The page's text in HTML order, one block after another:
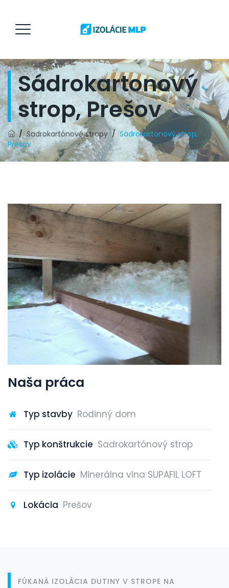
Sádrokartonový
strop, Prešov
/Sadrokartónové stropy/ Sádrokartonový strop,
Prešov
Naša práca
Typ stavby Rodinný dom
Typ konštrukcie Sadrokartónový strop
Typ izolácie Minerálna vlna SUPAFIL LOFT
Lokácia Prešov
FÚKANÁ IZOLÁCIA DUTINY V STROPE NA